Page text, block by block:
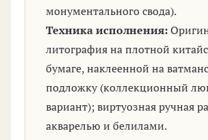
монументального свода).
Техника исполнения:
литография на плотной
бумаге, наклеенной на
подложку (коллекционный
вариант); виртуозная ручная
акварелью и белилами.